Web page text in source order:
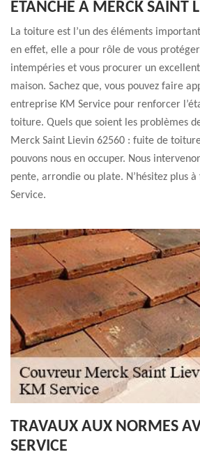
ÉTANCHE À MERCK SAINT
La toiture est l’un des éléments
en effet, elle a pour rôle de vous
intempéries et vous procurer un
maison. Sachez que, vous pouvez faire
entreprise KM Service pour renforcer
toiture. Quels que soient les problèmes
Merck Saint Lievin 62560 : fuite de
pouvons nous en occuper. Nous
pente, arrondie ou plate. N’hésitez plus
Service.
TRAVAUX AUX NORMES
SERVICE